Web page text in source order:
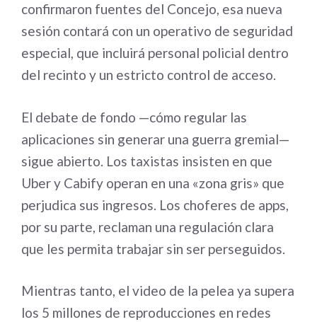
confirmaron fuentes del Concejo, esa nueva
sesión contará con un operativo de seguridad
especial, que incluirá personal policial dentro
del recinto y un estricto control de acceso.
El debate de fondo —cómo regular las
aplicaciones sin generar una guerra gremial—
sigue abierto. Los taxistas insisten en que
Uber y Cabify operan en una «zona gris» que
perjudica sus ingresos. Los choferes de apps,
por su parte, reclaman una regulación clara
que les permita trabajar sin ser perseguidos.
Mientras tanto, el video de la pelea ya supera
los 5 millones de reproducciones en redes